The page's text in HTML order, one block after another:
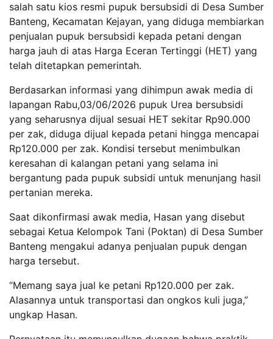
salah satu kios resmi pupuk bersubsidi di Desa Sumber
Banteng, Kecamatan Kejayan, yang diduga membiarkan
penjualan pupuk bersubsidi kepada petani dengan
harga jauh di atas Harga Eceran Tertinggi (HET) yang
telah ditetapkan pemerintah.
Berdasarkan informasi yang dihimpun awak media di
lapangan Rabu,03/06/2026 pupuk Urea bersubsidi
yang seharusnya dijual sesuai HET sekitar Rp90.000
per zak, diduga dijual kepada petani hingga mencapai
Rp120.000 per zak. Kondisi tersebut menimbulkan
keresahan di kalangan petani yang selama ini
bergantung pada pupuk subsidi untuk menunjang hasil
pertanian mereka.
Saat dikonfirmasi awak media, Hasan yang disebut
sebagai Ketua Kelompok Tani (Poktan) di Desa Sumber
Banteng mengakui adanya penjualan pupuk dengan
harga tersebut.
“Memang saya jual ke petani Rp120.000 per zak.
Alasannya untuk transportasi dan ongkos kuli juga,”
ungkap Hasan.